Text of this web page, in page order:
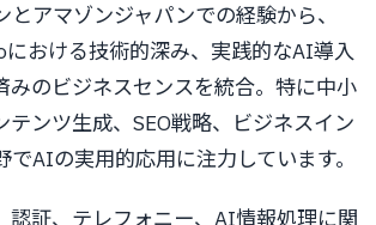
とアマゾンジャパンでの経験から、
おける技術的深み、実践的なAI導入
みのビジネスセンスを統合。特に中小
テンツ生成、SEO戦略、ビジネスイン
AIの実用的応用に注力しています。
認証、テレフォニー、AI情報処理に関